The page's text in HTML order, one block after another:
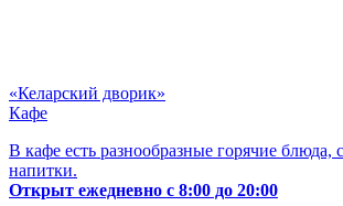
«Келарский дворик»
Кафе
В кафе есть разнообразные горячие блюда,
напитки.
Открыт ежедневно с 8:00 до 20:00